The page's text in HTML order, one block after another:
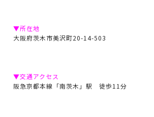
▼所在地
大阪府茨木市美沢町20-14-503
▼交通アクセス
阪急京都本線「南茨木」駅 徒歩11分